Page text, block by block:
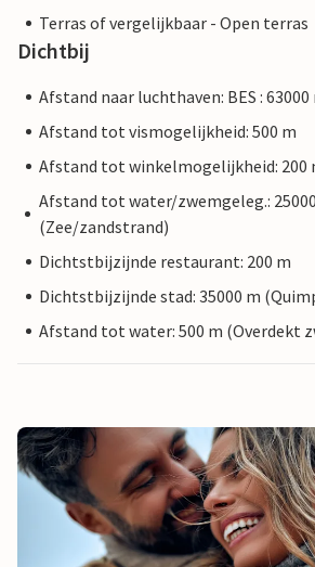
Terras of vergelijkbaar - Open terras
Dichtbij
Afstand naar luchthaven: BES : 63000
Afstand tot vismogelijkheid: 500 m
Afstand tot winkelmogelijkheid: 200
Afstand tot water/zwemgeleg.:
(Zee/zandstrand)
Dichtstbijzijnde restaurant: 200 m
Dichtstbijzijnde stad: 35000 m
Afstand tot water: 500 m (Overdekt